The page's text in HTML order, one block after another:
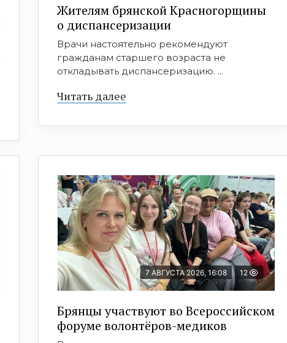
Жителям брянской Красногорщины
о диспансеризации
Врачи настоятельно рекомендуют
гражданам старшего возраста не
откладывать диспансеризацию. ...
Читать далее
7 АВГУСТА 2026, 16:08 12
Брянцы участвуют во Всероссийском
форуме волонтёров-медиков